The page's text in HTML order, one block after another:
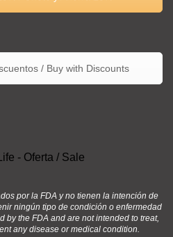
/ Buy with Discounts
por la FDA y no tienen la intención de
ningún tipo de condición o enfermedad
by the FDA and are not intended to treat,
any disease or medical condition.